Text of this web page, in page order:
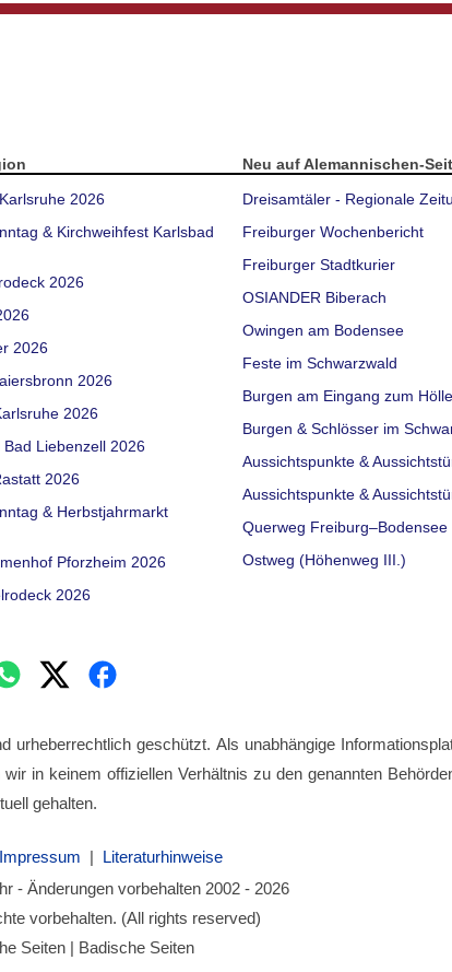
2026
& Kirchweihfest Karlsbad
2026
2026
2026
2026
Liebenzell 2026
2026
& Herbstjahrmarkt
Pforzheim 2026
2026
Neu auf Alemannischen-
Dreisamtäler - Regionale
Freiburger Wochenbericht
Freiburger Stadtkurier
OSIANDER Biberach
Owingen am Bodensee
Feste im Schwarzwald
Burgen am Eingang zum
Burgen & Schlösser im
Aussichtspunkte &
Aussichtspunkte &
Querweg Freiburg–Bodensee
Ostweg (Höhenweg III.)
urheberrechtlich geschützt. Als unabhängige
in keinem offiziellen Verhältnis zu den genannten
gehalten.
Impressum | Literaturhinweise
- Änderungen vorbehalten 2002 - 2026
vorbehalten. (All rights reserved)
Seiten | Badische Seiten